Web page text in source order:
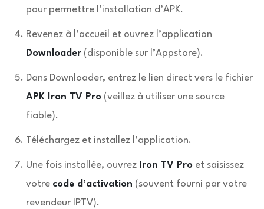
pour permettre l’installation d’APK.
Revenez à l’accueil et ouvrez l’application
Downloader (disponible sur l’Appstore).
Dans Downloader, entrez le lien direct vers le fichier
APK Iron TV Pro (veillez à utiliser une source
fiable).
Téléchargez et installez l’application.
Une fois installée, ouvrez Iron TV Pro et saisissez
votre code d’activation (souvent fourni par votre
revendeur IPTV).